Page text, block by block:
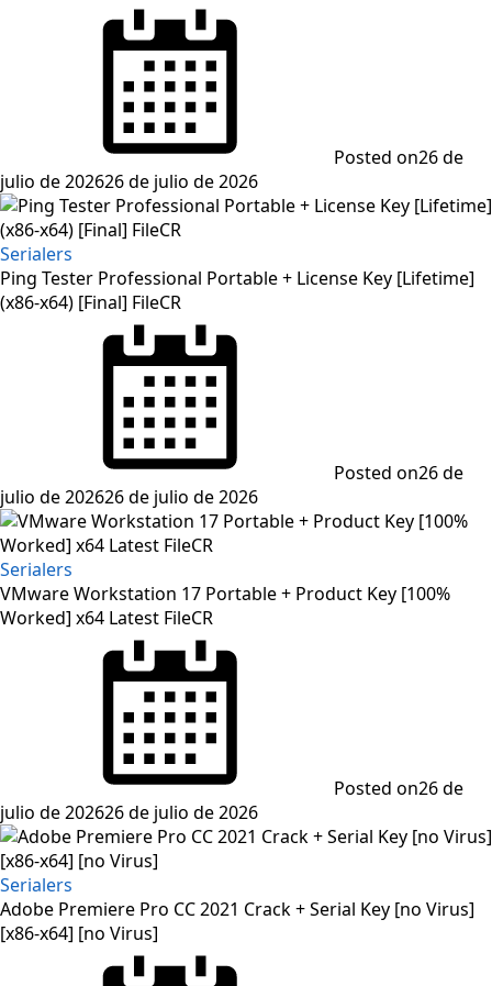
Posted on26 de
julio de 202626 de julio de 2026
Serialers
Ping Tester Professional Portable + License Key [Lifetime]
(x86-x64) [Final] FileCR
Posted on26 de
julio de 202626 de julio de 2026
Serialers
VMware Workstation 17 Portable + Product Key [100%
Worked] x64 Latest FileCR
Posted on26 de
julio de 202626 de julio de 2026
Serialers
Adobe Premiere Pro CC 2021 Crack + Serial Key [no Virus]
[x86-x64] [no Virus]